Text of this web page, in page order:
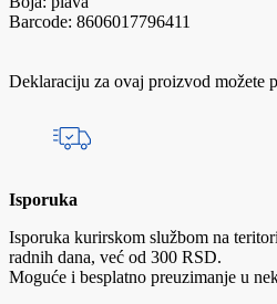
Barcode: 8606017796411
Deklaraciju za ovaj proizvod možete
Isporuka
Isporuka kurirskom službom na
radnih dana, već od 300 RSD.
Moguće i besplatno preuzimanje u